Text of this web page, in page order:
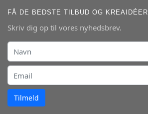
FÅ DE BEDSTE TILBUD OG KREAIDÉER
Skriv dig op til vores nyhedsbrev.
Tilmeld